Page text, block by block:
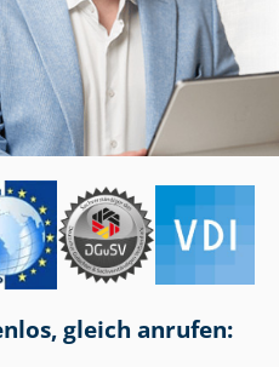
gleich anrufen: